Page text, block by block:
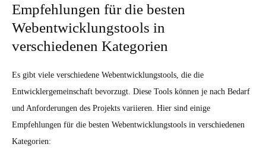
Empfehlungen für die besten
Webentwicklungstools in
verschiedenen Kategorien
Es gibt viele verschiedene Webentwicklungstools, die die
Entwicklergemeinschaft bevorzugt. Diese Tools können je nach Bedarf
und Anforderungen des Projekts variieren. Hier sind einige
Empfehlungen für die besten Webentwicklungstools in verschiedenen
Kategorien: